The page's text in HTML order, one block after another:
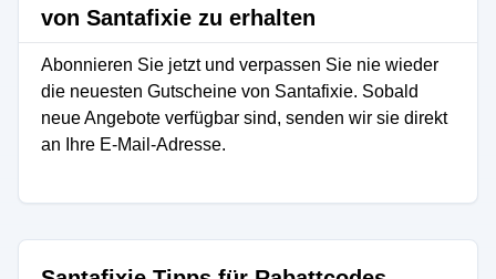
von Santafixie zu erhalten
Abonnieren Sie jetzt und verpassen Sie nie wieder
die neuesten Gutscheine von Santafixie. Sobald
neue Angebote verfügbar sind, senden wir sie direkt
an Ihre E-Mail-Adresse.